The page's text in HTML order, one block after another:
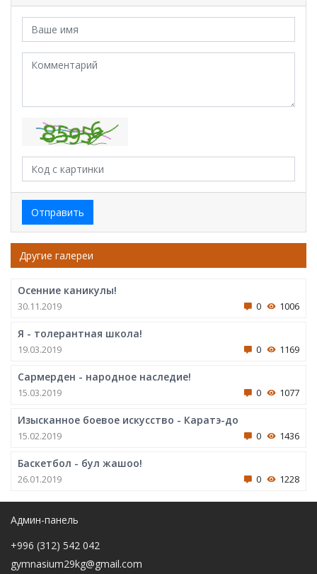
Отправить
Другие галереи
Осенние каникулы!
30.11.2019 0 1006
Я - толерантная школа!
19.03.2019 0 1169
Сармерден - народное наследие!
15.03.2019 0 1077
Изысканное боевое искусство - Каратэ-до
15.02.2019 0 1436
Баскетбол - бул жашоо!
26.01.2019 0 1228
Админ-панель
+996 (312) 542 042
gymnasium29kg@gmail.com